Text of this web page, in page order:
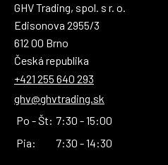
GHV Trading, spol. s r. o.
Edisonova 2955/3
612 00 Brno
Česká republika
+421 255 640 293
ghv@ghvtrading.sk
Po - Št: 7:30 - 15:00
Pia:
7:30 - 14:30